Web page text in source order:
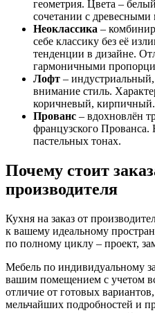
геометрия. Цвета –
сочетании с древесными
Неоклассика –
себе классику без её
тенденции в дизайне.
гармоничными
Лофт –
внимание стиль.
коричневый, кирпичный.
Прованс – вдохновлён
французского
пастельных тонах.
Почему стоит
производителя
Кухня на заказ от
к вашему идеальному
по полному циклу – проект,
Мебель по индивидуальному
вашим помещением с учетом
отличие от готовых
мельчайших подробностей и